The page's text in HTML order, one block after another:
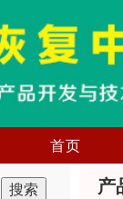
首页
产